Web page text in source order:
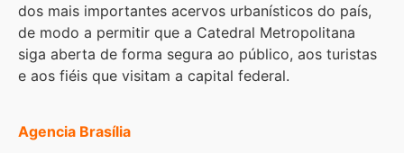
dos mais importantes acervos urbanísticos do país,
de modo a permitir que a Catedral Metropolitana
siga aberta de forma segura ao público, aos turistas
e aos fiéis que visitam a capital federal.
Agencia Brasília